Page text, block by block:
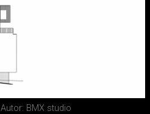
Autor: BMX studio